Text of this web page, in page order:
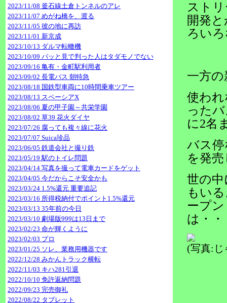
2023/11/08 釜石線土倉トンネルのアレ
2023/11/07 めがね橋を、渡る
2023/11/05 彼の地に再訪
2023/11/01 新京成
2023/10/13 ダルマ転轍機
2023/10/09 パッと見で判った人はタダモノでない
2023/09/16 亀有・金町駅利用者
2023/09/02 長電バス 朝特急
2023/08/18 国鉄型車両に10時間乗車ツアー
2023/08/13 スペーシアX
2023/08/06 夏の甲子園～共栄学園
2023/08/02 草39 花火ダイヤ
2023/07/26 腐っても複々線に花火
2023/07/07 Suica珍品
2023/06/05 鉄道会社と撮り鉄
2023/05/19 駅のトイレ問題
2023/04/14 写真を撮って電車カードをゲット
2023/04/05 今だからこそ安全かも
2023/03/24 1.5%還元 重要追記
2023/03/16 所得税納付でポイント1.5%還元
2023/03/13 35年前の今日
2023/03/10 劇場版999は13日まで
2023/02/23 命が輝くように
2023/02/03 プロ
2023/01/25 ソレ、業務用機器です
2022/12/28 みかんトラック横転
2022/11/03 キハ281引退
2022/10/10 免許返納問題
2022/09/23 完売御礼
2022/08/22 タブレット
スト
開発
ろい
一方
使わ
った
に2名
バス
を発
世の
もい
ープ
は・
(写真:じ